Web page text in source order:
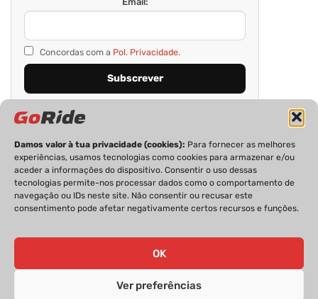
Damos valor à tua privacidade (cookies): Para fornecer as melhores
experiências, usamos tecnologias como cookies para armazenar e/ou
aceder a informações do dispositivo. Consentir o uso dessas
tecnologias permite-nos processar dados como o comportamento de
navegação ou IDs neste site. Não consentir ou recusar este
consentimento pode afetar negativamente certos recursos e funções.
OK
Ver preferências
Concordas com a Pol. Privacidade.
PRIVACIDADE FICHA TÉCNICA
ESTATUTO EDITORIAL